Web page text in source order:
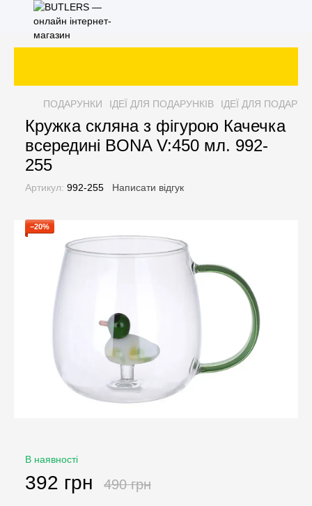
ПОДАРУНКИ ІДЕЇ ДЛЯ ПОДАРУНКІВ ІДЕЇ ДЛЯ
Кружка скляна з фігурою Качечка
всередині BONA V:450 мл. 992-
255
Артикул: 992-255 Написати відгук
−20%
В наявності
392 грн 490 грн